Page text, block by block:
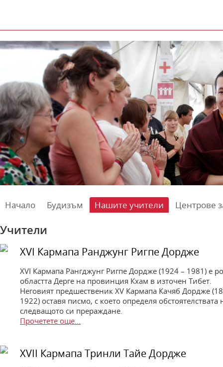
Начало Будизъм Нашите учители Центрове
Учители
XVI Кармапа Ранджунг Ригпе Дордже
XVI Кармапа Рангджунг Ригпе Дордже (1924 – 1981) е
областта Дерге на провинция Кхам в източен Тибет.
Неговият предшественик XV Кармапа Качяб Дордже
1922) оставя писмо, с което определя обстоятелствата
следващото си прераждане.
Прочетете още...
XVII Кармапа Тринли Тайе Дордже